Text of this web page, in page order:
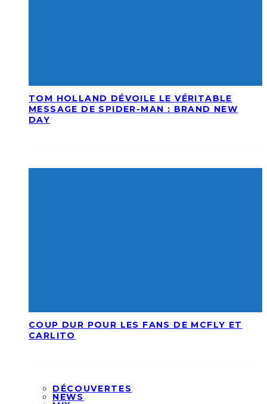
TOM HOLLAND DÉVOILE LE VÉRITABLE
MESSAGE DE SPIDER-MAN : BRAND NEW
DAY
COUP DUR POUR LES FANS DE MCFLY ET
CARLITO
DÉCOUVERTES
NEWS